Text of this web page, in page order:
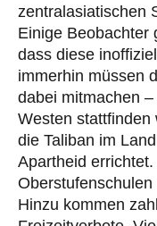
zentralasiatischen
Einige Beobachter
dass diese
immerhin müssen
dabei mitmachen
Westen stattfinden
die Taliban im
Apartheid
Hinzu kommen